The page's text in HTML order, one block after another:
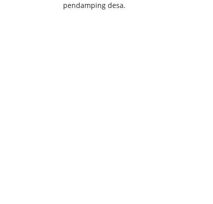
pendamping desa.